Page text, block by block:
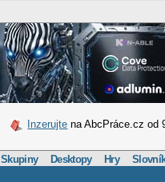
Inzerujte na AbcPráce.cz od
Skupiny Desktopy Hry